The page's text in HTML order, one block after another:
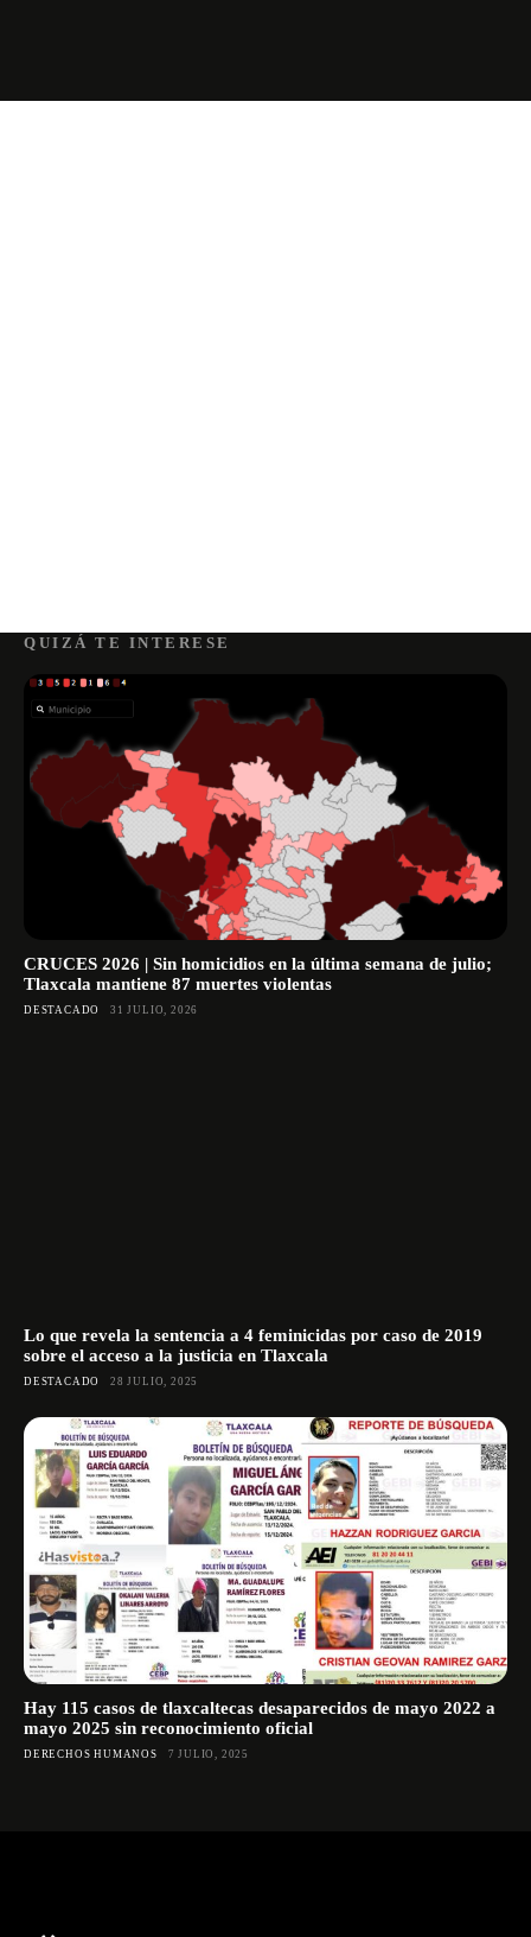
QUIZÁ TE INTERESE
CRUCES 2026 | Sin homicidios en la última semana de julio;
Tlaxcala mantiene 87 muertes violentas
DESTACADO 31 JULIO, 2026
Lo que revela la sentencia a 4 feminicidas por caso de 2019
sobre el acceso a la justicia en Tlaxcala
DESTACADO 28 JULIO, 2025
Hay 115 casos de tlaxcaltecas desaparecidos de mayo 2022 a
mayo 2025 sin reconocimiento oficial
DERECHOS HUMANOS 7 JULIO, 2025